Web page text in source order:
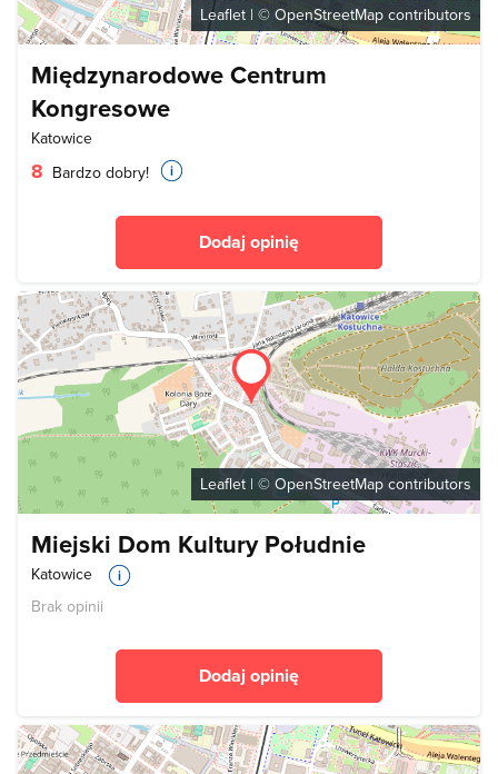
Leaflet | ©OpenStreetMap contributors
Międzynarodowe Centrum
Kongresowe
Katowice
8 Bardzo dobry!
Dodaj opinię
Leaflet | © OpenStreetMap contributors
Miejski Dom Kultury Południe
Katowice
Brak opinii
Dodaj opinię